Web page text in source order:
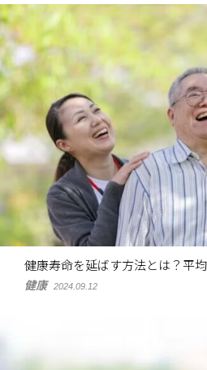
健康寿命を延ばす方法とは？平
健康 2024.09.12